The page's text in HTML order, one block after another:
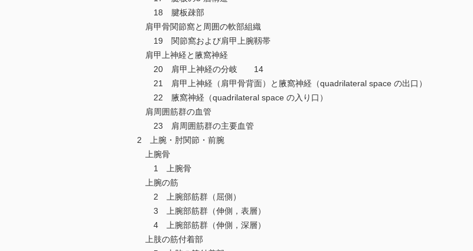
18 腱板疎部
肩甲骨関節窩と周囲の軟部組織
19 関節窩および肩甲上腕靱帯
肩甲上神経と腋窩神経
20 肩甲上神経の分岐 14
21 肩甲上神経（肩甲骨背面）と腋窩神経（quadrilateral space の出口）
22 腋窩神経（quadrilateral space の入り口）
肩周囲筋群の血管
23 肩周囲筋群の主要血管
2 上腕・肘関節・前腕
上腕骨
1 上腕骨
上腕の筋
2 上腕部筋群（屈側）
3 上腕部筋群（伸側，表層）
4 上腕部筋群（伸側，深層）
上肢の筋付着部